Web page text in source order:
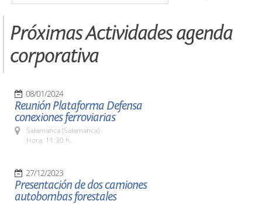
Próximas Actividades agenda
corporativa
08/01/2024
Reunión Plataforma Defensa
conexiones ferroviarias
Salamanca (Salamanca)
Hora: 11:30 h.
27/12/2023
Presentación de dos camiones
autobombas forestales